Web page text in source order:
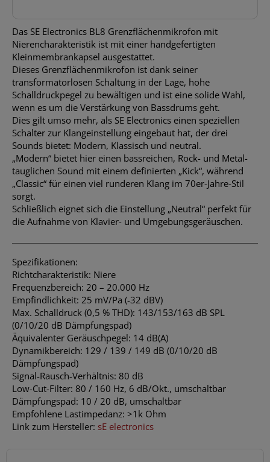
Das SE Electronics BL8 Grenzflächenmikrofon mit
Nierencharakteristik ist mit einer handgefertigten
Kleinmembrankapsel ausgestattet.
Dieses Grenzflächenmikrofon ist dank seiner
transformatorlosen Schaltung in der Lage, hohe
Schalldruckpegel zu bewältigen und ist eine solide Wahl,
wenn es um die Verstärkung von Bassdrums geht.
Dies gilt umso mehr, als SE Electronics einen speziellen
Schalter zur Klangeinstellung eingebaut hat, der drei
Sounds bietet: Modern, Klassisch und neutral.
„Modern“ bietet hier einen bassreichen, Rock- und Metal-
tauglichen Sound mit einem definierten „Kick“, während
„Classic“ für einen viel runderen Klang im 70er-Jahre-Stil
sorgt.
Schließlich eignet sich die Einstellung „Neutral“ perfekt für
die Aufnahme von Klavier- und Umgebungsgeräuschen.
Spezifikationen:
Richtcharakteristik: Niere
Frequenzbereich: 20 – 20.000 Hz
Empfindlichkeit: 25 mV/Pa (-32 dBV)
Max. Schalldruck (0,5 % THD): 143/153/163 dB SPL
(0/10/20 dB Dämpfungspad)
Äquivalenter Geräuschpegel: 14 dB(A)
Dynamikbereich: 129 / 139 / 149 dB (0/10/20 dB
Dämpfungspad)
Signal-Rausch-Verhältnis: 80 dB
Low-Cut-Filter: 80 / 160 Hz, 6 dB/Okt., umschaltbar
Dämpfungspad: 10 / 20 dB, umschaltbar
Empfohlene Lastimpedanz: >1k Ohm
Link zum Hersteller: sE electronics